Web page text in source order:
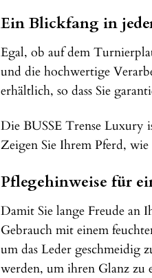
Ein Blickfang in
Egal, ob auf dem
und die hochwertige
erhältlich, so dass Sie
Die BUSSE Trense Luxury
Zeigen Sie Ihrem Pferd,
Pflegehinweise für
Damit Sie lange Freude an
Gebrauch mit einem
um das Leder geschmeidig
werden, um ihren Glanz zu